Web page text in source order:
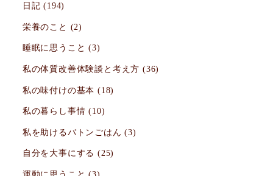
日記 (194)
栄養のこと (2)
睡眠に思うこと (3)
私の体質改善体験談と考え方 (36)
私の味付けの基本 (18)
私の暮らし事情 (10)
私を助けるバトンごはん (3)
自分を大事にする (25)